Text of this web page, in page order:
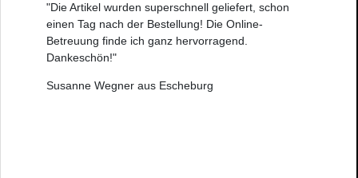
"Die Artikel wurden superschnell geliefert, schon
einen Tag nach der Bestellung! Die Online-
Betreuung finde ich ganz hervorragend.
Dankeschön!"
Susanne Wegner aus Escheburg